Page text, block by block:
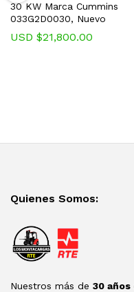
30 KW Marca Cummins
033G2D0030, Nuevo
USD $21,800.00
Quienes Somos:
Nuestros más de 30